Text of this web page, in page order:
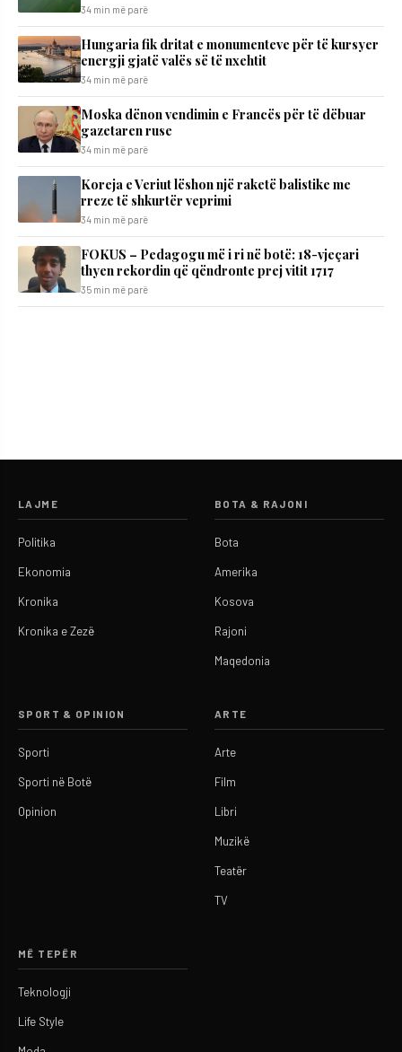
34 min më parë
Hungaria fik dritat e monumenteve për të kursyer
energji gjatë valës së të nxehtit
34 min më parë
Moska dënon vendimin e Francës për të dëbuar
gazetaren ruse
34 min më parë
Koreja e Veriut lëshon një raketë balistike me
rreze të shkurtër veprimi
34 min më parë
FOKUS – Pedagogu më i ri në botë: 18-vjeçari
thyen rekordin që qëndronte prej vitit 1717
35 min më parë
LAJME
Politika
Ekonomia
Kronika
Kronika e Zezë
BOTA & RAJONI
Bota
Amerika
Kosova
Rajoni
Maqedonia
SPORT & OPINION
Sporti
Sporti në Botë
Opinion
ARTE
Arte
Film
Libri
Muzikë
Teatër
TV
MË TEPËR
Teknologji
Life Style